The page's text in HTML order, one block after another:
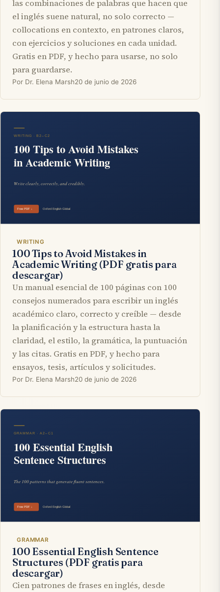
las combinaciones de palabras que hacen que
el inglés suene natural, no solo correcto —
collocations en contexto, en patrones claros,
con ejercicios y soluciones en cada unidad.
Gratis en PDF, y hecho para usarse, no solo
para guardarse.
Por Dr. Elena Marsh20 de junio de 2026
WRITING
100 Tips to Avoid Mistakes in
Academic Writing (PDF gratis para
descargar)
Un manual esencial de 100 páginas con 100
consejos numerados para escribir un inglés
académico claro, correcto y creíble — desde
la planificación y la estructura hasta la
claridad, el estilo, la gramática, la puntuación
y las citas. Gratis en PDF, y hecho para
ensayos, tesis, artículos y solicitudes.
Por Dr. Elena Marsh20 de junio de 2026
GRAMMAR
100 Essential English Sentence
Structures (PDF gratis para
descargar)
Cien patrones de frases en inglés, desde